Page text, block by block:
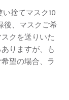
捨てマスク10
後、マスクご希
クを送りいた
りますが、も
望の場合、ラ